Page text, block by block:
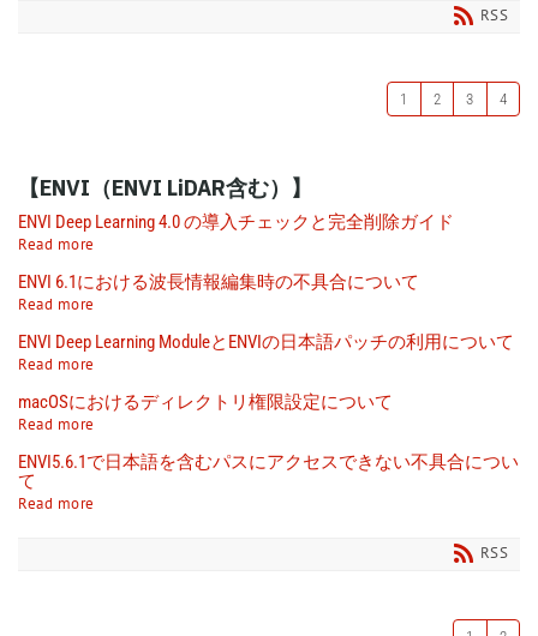
RSS
1 2 3 4
【ENVI（ENVI LiDAR含む）】
ENVI Deep Learning 4.0 の導入チェックと完全削除ガイド
Read more
ENVI 6.1における波長情報編集時の不具合について
Read more
ENVI Deep Learning ModuleとENVIの日本語パッチの利用について
Read more
macOSにおけるディレクトリ権限設定について
Read more
ENVI5.6.1で日本語を含むパスにアクセスできない不具合につい
て
Read more
RSS